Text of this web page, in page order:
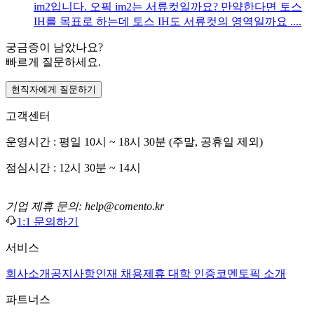
im2입니다. 오픽 im2는 서류컷일까요? 만약한다면 토스
IH를 목표로 하는데 토스 IH도 서류컷의 영역일까요 ....
궁금증이 남았나요?
빠르게 질문하세요.
현직자에게 질문하기
고객센터
운영시간 : 평일 10시 ~ 18시 30분 (주말, 공휴일 제외)
점심시간 : 12시 30분 ~ 14시
기업 제휴 문의: help@comento.kr
1:1 문의하기
서비스
회사소개 공지사항인재 채용제휴 대학 인증코멘토픽 소개
파트너스